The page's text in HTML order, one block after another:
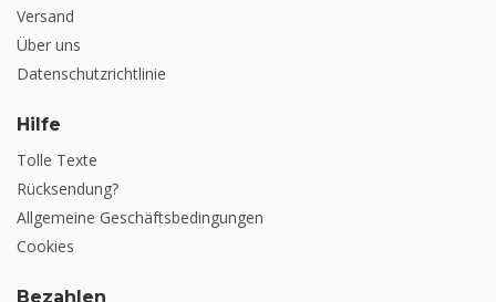
Versand
Über uns
Datenschutzrichtlinie
Hilfe
Tolle Texte
Rücksendung?
Allgemeine Geschäftsbedingungen
Cookies
Bezahlen